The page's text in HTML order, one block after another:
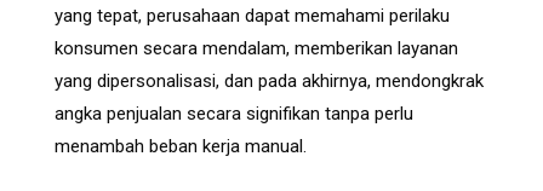
yang tepat, perusahaan dapat memahami perilaku
konsumen secara mendalam, memberikan layanan
yang dipersonalisasi, dan pada akhirnya, mendongkrak
angka penjualan secara signifikan tanpa perlu
menambah beban kerja manual.